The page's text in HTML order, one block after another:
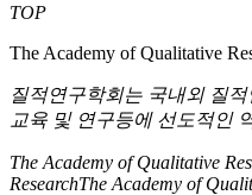
TOP
The Academy of Qualitative
질적연구학회는 국내외 질
교육 및 연구등에 선도적인
The Academy of Qualitative
ResearchThe Academy of